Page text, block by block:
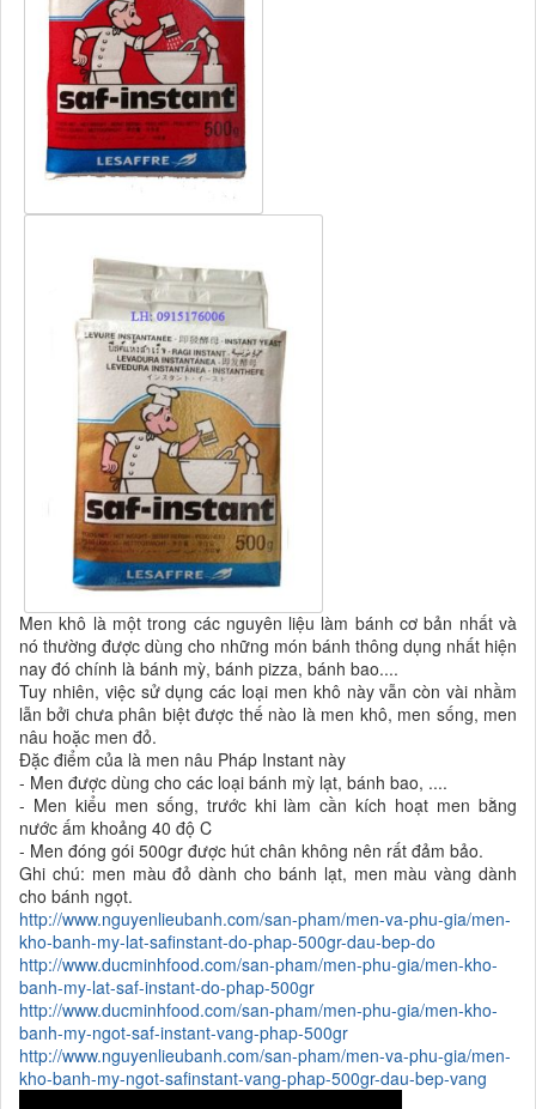
Men khô là một trong các nguyên liệu làm bánh cơ bản nhất và
nó thường được dùng cho những món bánh thông dụng nhất hiện
nay đó chính là bánh mỳ, bánh pizza, bánh bao....
Tuy nhiên, việc sử dụng các loại men khô này vẫn còn vài nhầm
lẫn bởi chưa phân biệt được thế nào là men khô, men sống, men
nâu hoặc men đỏ.
Đặc điểm của là men nâu Pháp Instant này
- Men được dùng cho các loại bánh mỳ lạt, bánh bao, ....
- Men kiểu men sống, trước khi làm cần kích hoạt men bằng
nước ấm khoảng 40 độ C
- Men đóng gói 500gr được hút chân không nên rất đảm bảo.
Ghi chú: men màu đỏ dành cho bánh lạt, men màu vàng dành
cho bánh ngọt.
http://www.nguyenlieubanh.com/san-pham/men-va-phu-gia/men-
kho-banh-my-lat-safinstant-do-phap-500gr-dau-bep-do
http://www.ducminhfood.com/san-pham/men-phu-gia/men-kho-
banh-my-lat-saf-instant-do-phap-500gr
http://www.ducminhfood.com/san-pham/men-phu-gia/men-kho-
banh-my-ngot-saf-instant-vang-phap-500gr
http://www.nguyenlieubanh.com/san-pham/men-va-phu-gia/men-
kho-banh-my-ngot-safinstant-vang-phap-500gr-dau-bep-vang